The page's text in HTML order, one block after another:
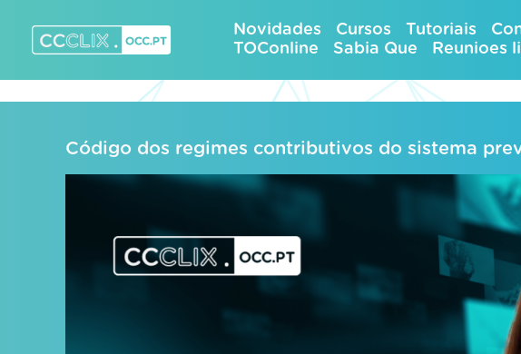
content
Novidades Cursos Tutoriais
TOConline
Sabia Que Reunioes
Código dos regimes contributivos do sistema